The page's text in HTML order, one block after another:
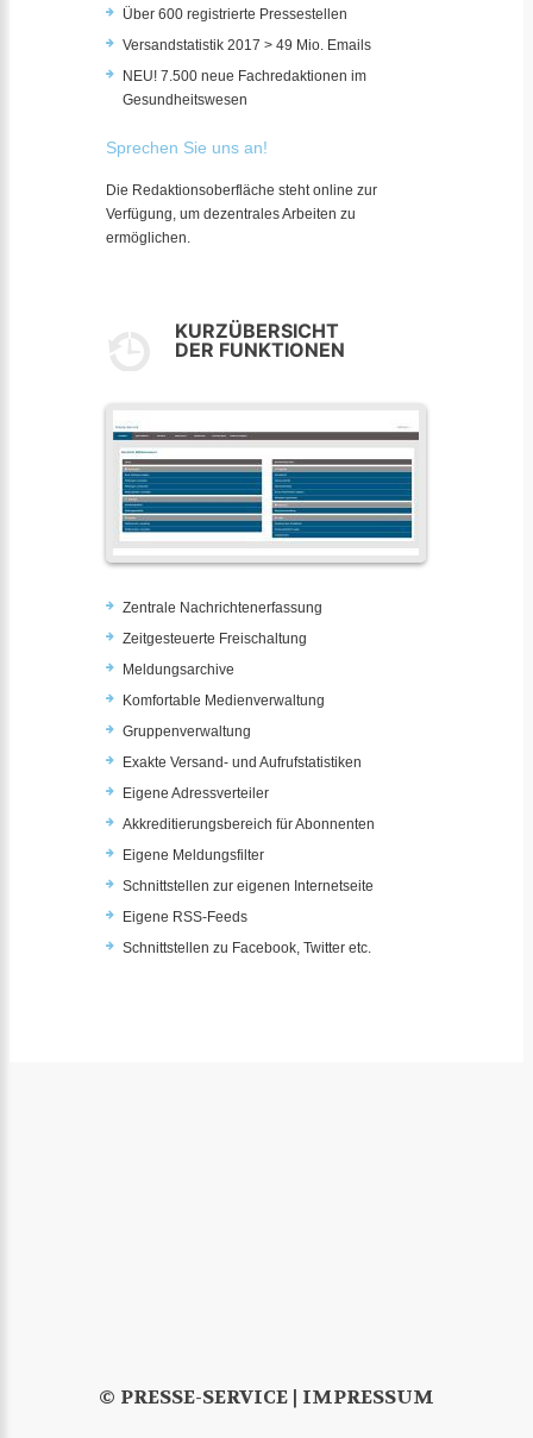
Über 600 registrierte Pressestellen
Versandstatistik 2017 > 49 Mio. Emails
NEU! 7.500 neue Fachredaktionen im
Gesundheitswesen
Sprechen Sie uns an!
Die Redaktionsoberfläche steht online zur
Verfügung, um dezentrales Arbeiten zu
ermöglichen.
KURZÜBERSICHT
DER FUNKTIONEN
Zentrale Nachrichtenerfassung
Zeitgesteuerte Freischaltung
Meldungsarchive
Komfortable Medienverwaltung
Gruppenverwaltung
Exakte Versand- und Aufrufstatistiken
Eigene Adressverteiler
Akkreditierungsbereich für Abonnenten
Eigene Meldungsfilter
Schnittstellen zur eigenen Internetseite
Eigene RSS-Feeds
Schnittstellen zu Facebook, Twitter etc.
© PRESSE-SERVICE | IMPRESSUM